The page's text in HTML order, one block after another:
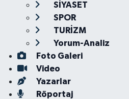
SİYASET
SPOR
TURİZM
Yorum-Analiz
Foto Galeri
Video
Yazarlar
Röportaj